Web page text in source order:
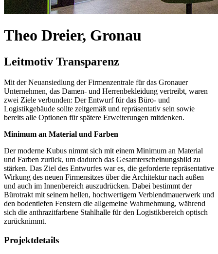
Theo Dreier, Gronau
Leitmotiv Transparenz
Mit der Neuansiedlung der Firmenzentrale für das Gronauer
Unternehmen, das Damen- und Herrenbekleidung vertreibt, waren
zwei Ziele verbunden: Der Entwurf für das Büro- und
Logistikgebäude sollte zeitgemäß und repräsentativ sein sowie
bereits alle Optionen für spätere Erweiterungen mitdenken.
Minimum an Material und Farben
Der moderne Kubus nimmt sich mit einem Minimum an Material
und Farben zurück, um dadurch das Gesamterscheinungsbild zu
stärken. Das Ziel des Entwurfes war es, die geforderte repräsentative
Wirkung des neuen Firmensitzes über die Architektur nach außen
und auch im Innenbereich auszudrücken. Dabei bestimmt der
Bürotrakt mit seinem hellen, hochwertigem Verblendmauerwerk und
den bodentiefen Fenstern die allgemeine Wahrnehmung, während
sich die anthrazitfarbene Stahlhalle für den Logistikbereich optisch
zurücknimmt.
Projektdetails